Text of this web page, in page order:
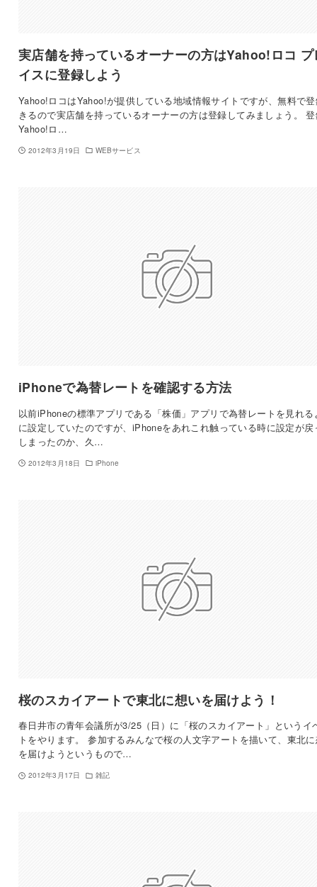
実店舗を持っているオーナーの方はYahoo!ロコ プ
イスに登録しよう
Yahoo!ロコはYahoo!が提供している地域情報サイトですが、無料で
きるので実店舗を持っているオーナーの方は登録してみましょう。
Yahoo!ロ…
2012年3月19日 WEBサービス
iPhoneで為替レートを確認する方法
以前iPhoneの標準アプリである「株価」アプリで為替レートを見れる
に設定していたのですが、iPhoneをあれこれ触っている時に設定が戻
しまったのか、久…
2012年3月18日 iPhone
桜のスカイアートで東北に想いを届けよう！
春日井市の青年会議所が3/25（日）に「桜のスカイアート」というイ
トをやります。 参加するみんなで桜の人文字アートを描いて、東北
を届けようというもので…
2012年3月17日 雑記